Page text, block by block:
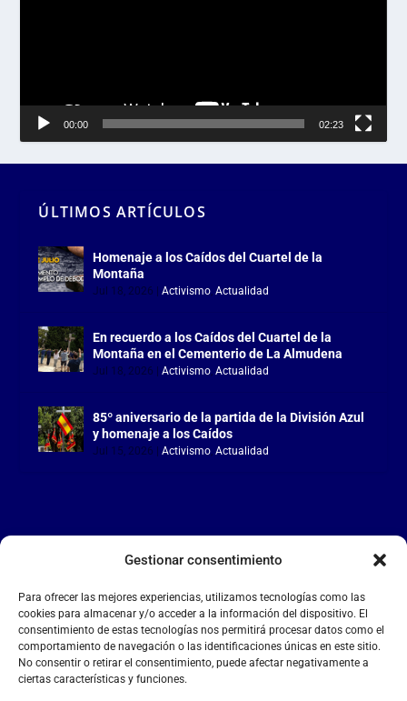
Gestionar consentimiento
Para ofrecer las mejores experiencias, utilizamos tecnologías como las
cookies para almacenar y/o acceder a la información del dispositivo. El
consentimiento de estas tecnologías nos permitirá procesar datos como el
comportamiento de navegación o las identificaciones únicas en este sitio.
No consentir o retirar el consentimiento, puede afectar negativamente a
ciertas características y funciones.
00:00 02:23
ÚLTIMOS ARTÍCULOS
Homenaje a los Caídos del Cuartel de la
Montaña
Jul 18, 2026 |Activismo,Actualidad
En recuerdo a los Caídos del Cuartel de la
Montaña en el Cementerio de La Almudena
Jul 18, 2026 |Activismo,Actualidad
85º aniversario de la partida de la División Azul
y homenaje a los Caídos
Jul 15, 2026 |Activismo,Actualidad
LA FALANGE
Reproductor
de
vídeo